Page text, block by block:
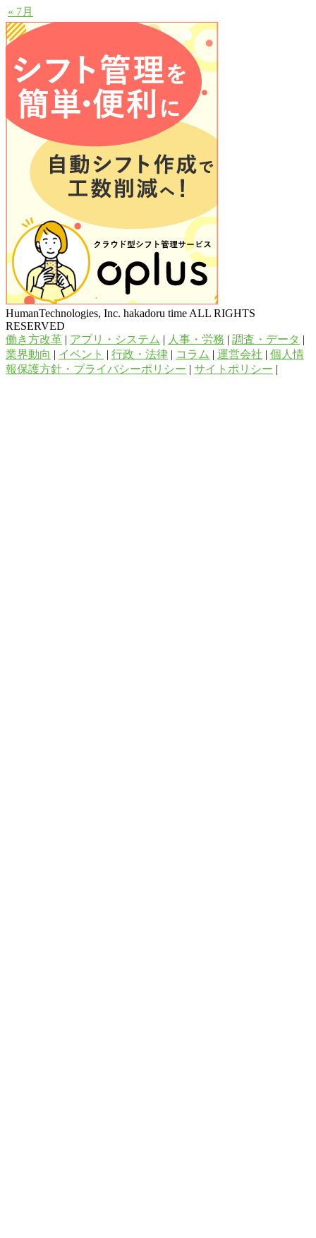
« 7月
HumanTechnologies, Inc. hakadoru time ALL RIGHTS
RESERVED
働き方改革 | アプリ・システム | 人事・労務 | 調査・データ |
業界動向 | イベント | 行政・法律 | コラム | 運営会社 | 個人情
報保護方針・プライバシーポリシー | サイトポリシー |